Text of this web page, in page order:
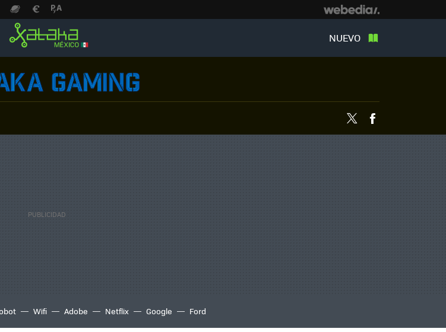
NUEVO
Twitter
Wifi Adobe Netflix Google Ford